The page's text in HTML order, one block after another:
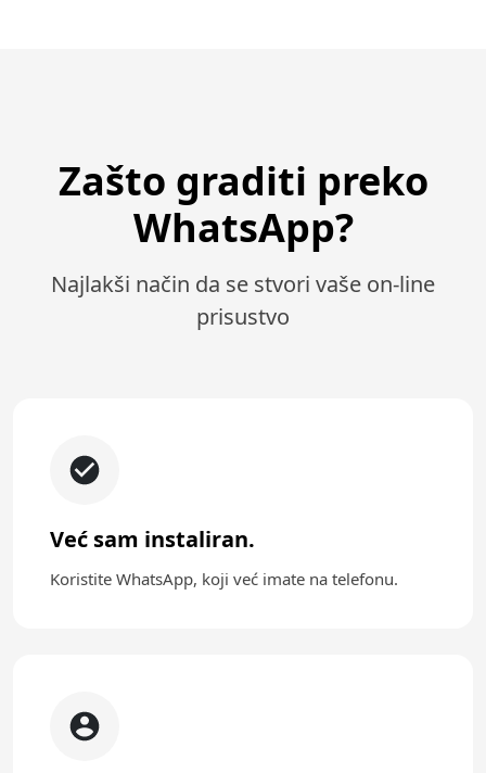
Zašto graditi preko
WhatsApp?
Najlakši način da se stvori vaše on-line
prisustvo
Već sam instaliran.
Koristite WhatsApp, koji već imate na telefonu.